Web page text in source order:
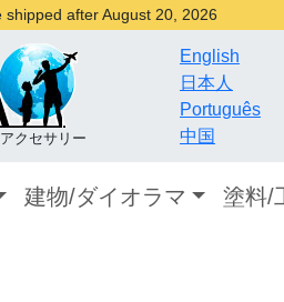
after August 20, 2026
クセサリー
English
日本人
Português
中国
建物/ダイオラマ 塗料/